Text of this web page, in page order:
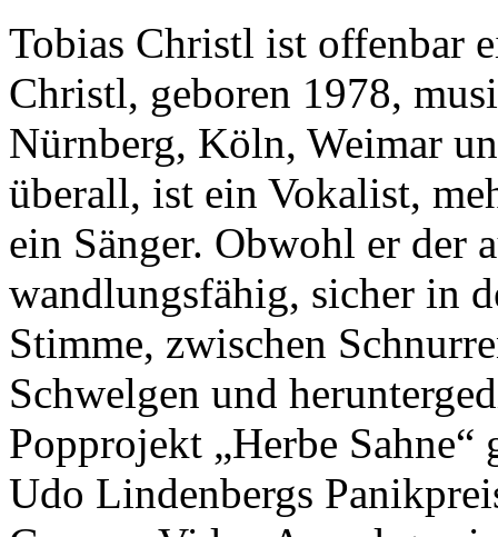
Tobias Christl ist offenbar
Christl, geboren 1978,
Nürnberg, Köln, Weimar
überall, ist ein Vokalist,
ein Sänger. Obwohl er der
wandlungsfähig, sicher in
Stimme, zwischen
Schwelgen und
Popprojekt „Herbe
Udo Lindenbergs